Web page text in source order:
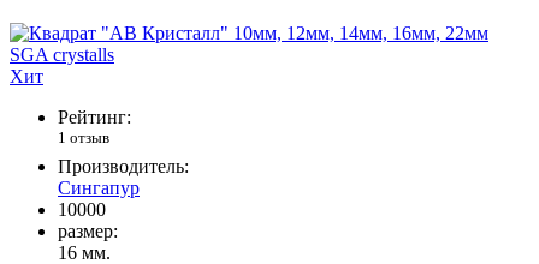
Хит
Рейтинг:
1 отзыв
Производитель:
Сингапур
10000
размер:
16 мм.